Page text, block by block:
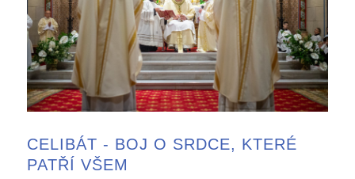
CELIBÁT - BOJ O SRDCE, KTERÉ
PATŘÍ VŠEM